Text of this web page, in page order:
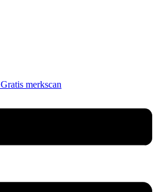
Gratis merkscan